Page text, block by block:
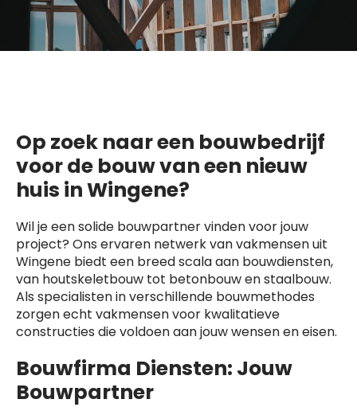
Op zoek naar een bouwbedrijf
voor de bouw van een nieuw
huis in Wingene?
Wil je een solide bouwpartner vinden voor jouw
project? Ons ervaren netwerk van vakmensen uit
Wingene biedt een breed scala aan bouwdiensten,
van houtskeletbouw tot betonbouw en staalbouw.
Als specialisten in verschillende bouwmethodes
zorgen echt vakmensen voor kwalitatieve
constructies die voldoen aan jouw wensen en eisen.
Bouwfirma Diensten: Jouw
Bouwpartner